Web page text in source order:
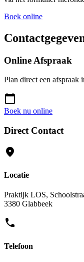
Boek online
Online Afspraak
Plan direct een afspraak
calendar_today
Boek nu online
Direct Contact
location_on
Locatie
Praktijk LOS,
3380 Glabbeek
phone
Telefoon